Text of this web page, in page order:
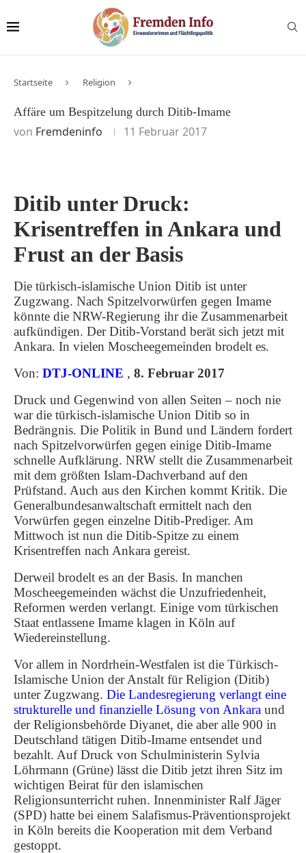
Startseite Religion
Affäre um Bespitzelung durch Ditib-Imame
von Fremdeninfo 11 Februar 2017
Ditib unter Druck:
Krisentreffen in Ankara und
Frust an der Basis
Die türkisch-islamische Union Ditib ist unter
Zugzwang. Nach Spitzelvorwürfen gegen Imame
könnte die NRW-Regierung ihr die Zusammenarbeit
aufkündigen. Der Ditib-Vorstand berät sich jetzt mit
Ankara. In vielen Moscheegemeinden brodelt es.
Von: DTJ-ONLINE , 8. Februar 2017
Druck und Gegenwind von allen Seiten – noch nie
war die türkisch-islamische Union Ditib so in
Bedrängnis. Die Politik in Bund und Ländern fordert
nach Spitzelvorwürfen gegen einige Ditib-Imame
schnelle Aufklärung. NRW stellt die Zusammenarbeit
mit dem größten Islam-Dachverband auf den
Prüfstand. Auch aus den Kirchen kommt Kritik. Die
Generalbundesanwaltschaft ermittelt nach den
Vorwürfen gegen einzelne Ditib-Prediger. Am
Mittwoch ist nun die Ditib-Spitze zu einem
Krisentreffen nach Ankara gereist.
Derweil brodelt es an der Basis. In manchen
Moscheegemeinden wächst die Unzufriedenheit,
Reformen werden verlangt. Einige vom türkischen
Staat entlassene Imame klagen in Köln auf
Wiedereinstellung.
Vor allem in Nordrhein-Westfalen ist die Türkisch-
Islamische Union der Anstalt für Religion (Ditib)
unter Zugzwang. Die Landesregierung verlangt eine
strukturelle und finanzielle Lösung von Ankara und
der Religionsbehörde Diyanet, die aber alle 900 in
Deutschland tätigen Ditib-Imame entsendet und
bezahlt. Auf Druck von Schulministerin Sylvia
Löhrmann (Grüne) lässt die Ditib jetzt ihren Sitz im
wichtigen Beirat für den islamischen
Religionsunterricht ruhen. Innenminister Ralf Jäger
(SPD) hatte bei einem Salafismus-Präventionsprojekt
in Köln bereits die Kooperation mit dem Verband
gestoppt.